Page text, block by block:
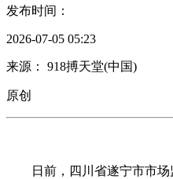
发布时间：
2026-07-05 05:23
来源： 918搏天堂(中国)
原创
日前，四川省遂宁市市场